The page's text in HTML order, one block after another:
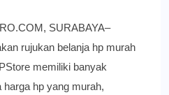
SURABAYA–
rujukan belanja hp murah
memiliki banyak
harga hp yang murah,